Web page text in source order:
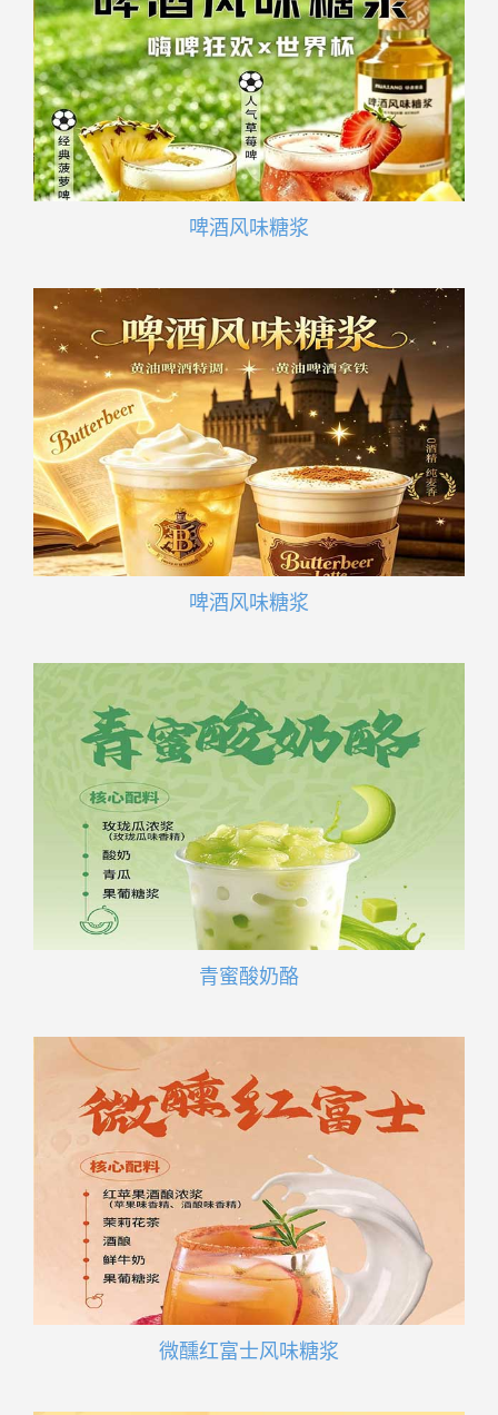
啤酒风味糖浆
啤酒风味糖浆
青蜜酸奶酪
微醺红富士风味糖浆